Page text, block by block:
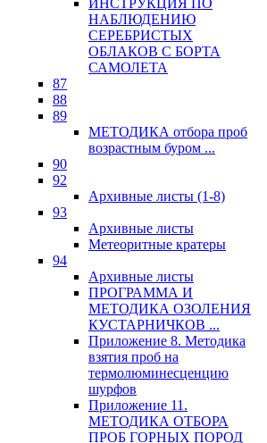
ИНСТРУКЦИЯ ПО
НАБЛЮДЕНИЮ
СЕРЕБРИСТЫХ
ОБЛАКОВ С БОРТА
САМОЛЕТА
87
88
89
МЕТОДИКА отбора проб
возрастным буром ...
90
92
Архивные листы (1-8)
93
Архивные листы
Метеоритные кратеры
94
Архивные листы
ПРОГРАММА И
МЕТОДИКА ОЗОЛЕНИЯ
КУСТАРНИЧКОВ ...
Приложение 8. Методика
взятия проб на
термолюминесценцию
шурфов
Приложение 11.
МЕТОДИКА ОТБОРА
ПРОБ ГОРНЫХ ПОРОД